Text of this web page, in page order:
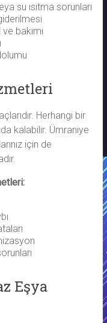
su ısıtma sorunları
bakımı
Herhangi bir
kalabilir. Ümraniye
için de
Eşya